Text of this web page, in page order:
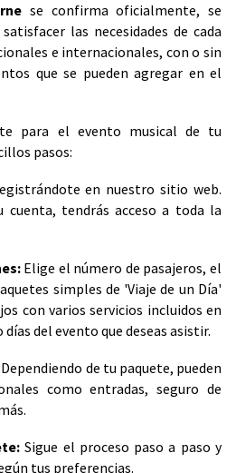
se confirma oficialmente, se
las necesidades de cada
e internacionales, con o sin
que se pueden agregar en el
para el evento musical de tu
pasos:
en nuestro sitio web.
cuenta, tendrás acceso a toda la
Elige el número de pasajeros, el
simples de 'Viaje de un Día'
con varios servicios incluidos en
del evento que deseas asistir.
Dependiendo de tu paquete, pueden
como entradas, seguro de
Sigue el proceso paso a paso y
tus preferencias.